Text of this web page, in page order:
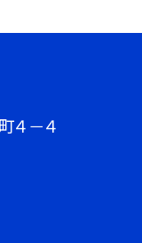
４－４